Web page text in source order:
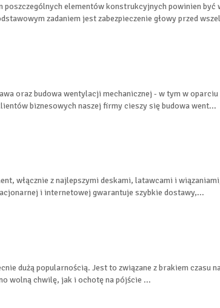
poszczególnych elementów konstrukcyjnych powinien być
zadaniem jest zabezpieczenie głowy przed
oraz budowa wentylacji mechanicznej - w tym w oparciu
biznesowych naszej firmy cieszy się budowa went...
włącznie z najlepszymi deskami, latawcami i
i internetowej gwarantuje szybkie dostawy,...
dużą popularnością. Jest to związane z brakiem czasu
wolną chwilę, jak i ochotę na pójście ...